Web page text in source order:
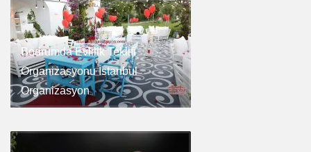
Bodrumda Evlilik Teklifi
Organizasyonu İstanbul
Organizasyon